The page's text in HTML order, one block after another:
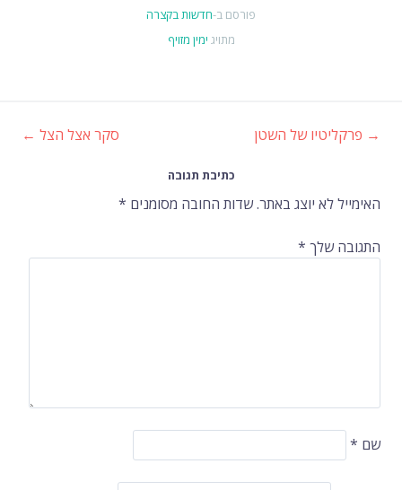
פורסם ב-חדשות בקצרה
מתויג ימין מזויף
ניווט
ברשומות
→ פרקליטיו של השטן סקר אצל הצל ←
כתיבת תגובה
האימייל לא יוצג באתר.שדות החובה מסומנים *
התגובה שלך *
שם *